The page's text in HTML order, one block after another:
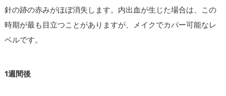
針の跡の赤みがほぼ消失します。内出血が生じた場合は、この
時期が最も目立つことがありますが、メイクでカバー可能なレ
ベルです。
1週間後